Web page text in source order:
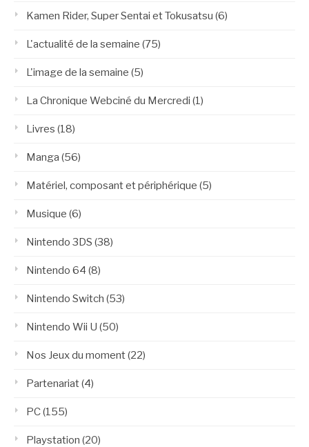
Kamen Rider, Super Sentai et Tokusatsu (6)
L'actualité de la semaine (75)
L'image de la semaine (5)
La Chronique Webciné du Mercredi (1)
Livres (18)
Manga (56)
Matériel, composant et périphérique (5)
Musique (6)
Nintendo 3DS (38)
Nintendo 64 (8)
Nintendo Switch (53)
Nintendo Wii U (50)
Nos Jeux du moment(22)
Partenariat(4)
PC(155)
Playstation (20)